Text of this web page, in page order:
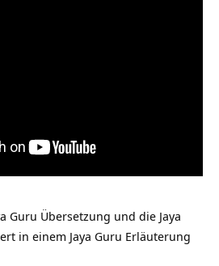
Guru Übersetzung und die Jaya
in einem Jaya Guru Erläuterung